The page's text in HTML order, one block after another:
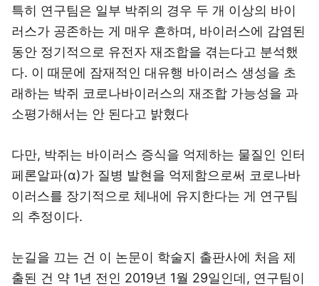
특히 연구팀은 일부 박쥐의 경우 두 개 이상의 바이
러스가 공존하는 게 매우 흔하며, 바이러스에 감염된
동안 정기적으로 유전자 재조합을 겪는다고 분석했
다. 이 때문에 잠재적인 대유행 바이러스 생성을 초
래하는 박쥐 코로나바이러스의 재조합 가능성을 과
소평가해서는 안 된다고 밝혔다
다만, 박쥐는 바이러스 증식을 억제하는 물질인 인터
페론알파(α)가 질병 발현을 억제함으로써 코로나바
이러스를 장기적으로 체내에 유지한다는 게 연구팀
의 추정이다.
눈길을 끄는 건 이 논문이 학술지 출판사에 처음 제
출된 건 약 1년 전인 2019년 1월 29일인데, 연구팀이